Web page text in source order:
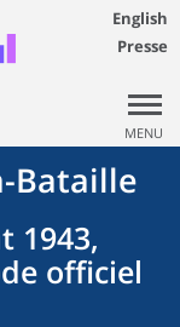
English
Presse
MENU
Bataille
1943,
officiel